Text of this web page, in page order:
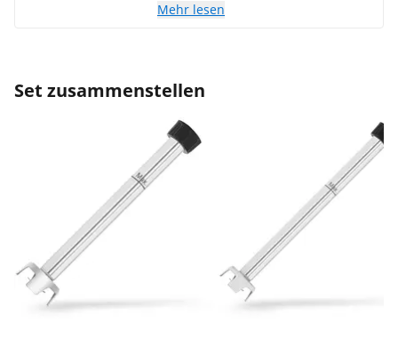
Mehr lesen
Set zusammenstellen